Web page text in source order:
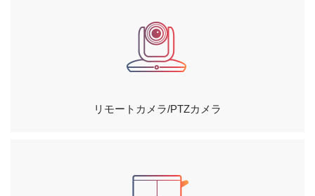
リモートカメラ/PTZカメラ